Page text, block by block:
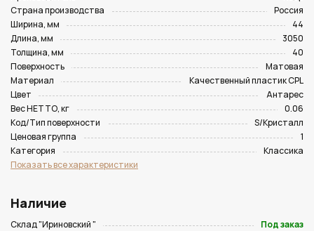
Страна производства
Россия
Ширина, мм
44
Длина, мм
3050
Толщина, мм
40
Поверхность
Матовая
Материал
Качественный пластик CPL
Цвет
Антарес
Вес НЕТТО, кг
0.06
Код/Тип поверхности
S/Кристалл
Ценовая группа
1
Категория
Классика
Показать все характеристики
Наличие
Склад "Ириновский "
Под заказ